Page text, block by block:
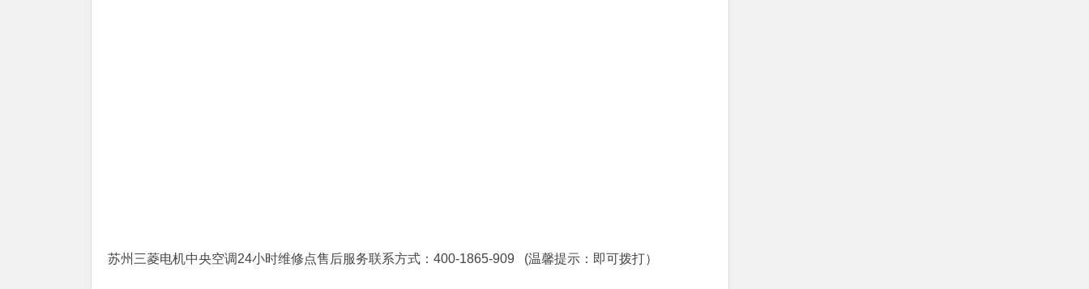
苏州三菱电机中央空调24小时维修点售后服务联系方式：400-1865-909 (温馨提示：即可拨打）